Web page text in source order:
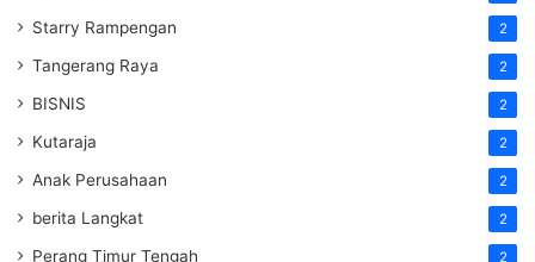
Starry Rampengan 2
Tangerang Raya 2
BISNIS 2
Kutaraja 2
Anak Perusahaan 2
berita Langkat 2
Perang Timur Tengah 2